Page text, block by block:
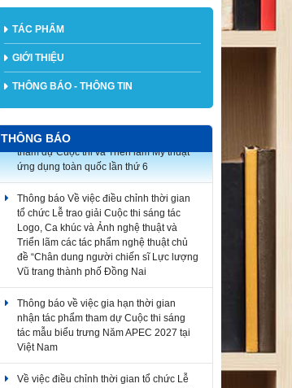
TÁC PHẨM
GIỚI THIỆU
THÔNG BÁO - THÔNG TIN
THÔNG BÁO
V/v gia hạn thời gian nhận tác phẩm
tham dự Cuộc thi và Triển lãm Mỹ thuật
ứng dụng toàn quốc lần thứ 6
Thông báo Về việc điều chỉnh thời gian
tổ chức Lễ trao giải Cuộc thi sáng tác
Logo, Ca khúc và Ảnh nghệ thuật và
Triển lãm các tác phẩm nghệ thuật chủ
đề “Chân dung người chiến sĩ Lực lượng
Vũ trang thành phố Đồng Nai
Thông báo về việc gia hạn thời gian
nhận tác phẩm tham dự Cuộc thi sáng
tác mẫu biểu trưng Năm APEC 2027 tại
Việt Nam
Về việc điều chỉnh thời gian tổ chức Lễ
trao giải Cuộc thi sáng tác Logo, Ca khúc